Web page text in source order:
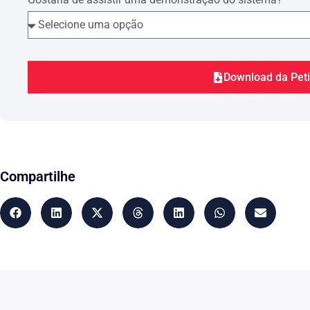
Download da
Compartilhe